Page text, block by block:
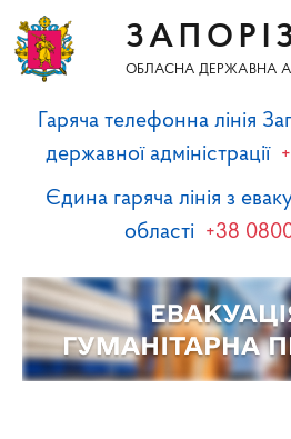
ОБЛАСНА ДЕРЖАВНА
Гаряча телефонна лінія
державної адміністрації
Єдина гаряча лінія з
області +38